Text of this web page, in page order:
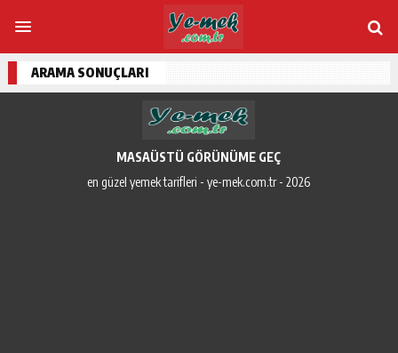
ARAMA SONUÇLARI
MASAÜSTÜ GÖRÜNÜME GEÇ
en güzel yemek tarifleri - ye-mek.com.tr - 2026